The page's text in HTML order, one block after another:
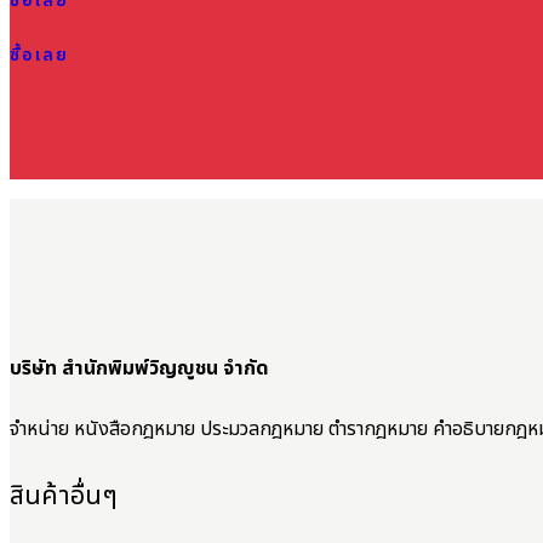
ซื้อเลย
บริษัท สำนักพิมพ์วิญญูชน จำกัด
จำหน่าย หนังสือกฎหมาย ประมวลกฎหมาย ตำรากฎหมาย คำอธิบายกฎห
สินค้าอื่นๆ